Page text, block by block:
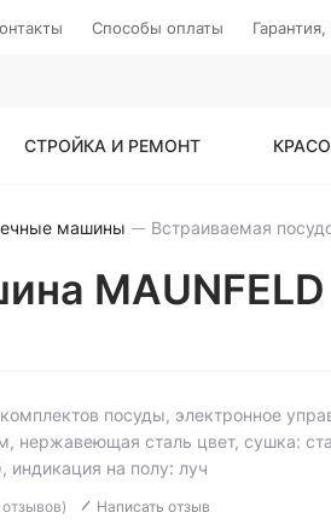
Способы оплаты
СТРОЙКА И РЕМОНТ
машины
посуды, электронное
нержавеющая сталь цвет, сушка:
индикация на полу: луч
Написать отзыв